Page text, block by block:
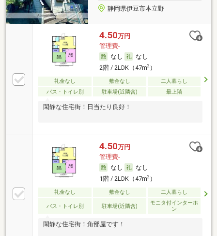
静岡県伊豆市本立野
4.50万円
管理費-
なし
なし
2階 / 2LDK（47m2）
礼金なし 敷金なし
二人暮らし
バス・トイレ別
駐車場(近隣含) 最上階
閑静な住宅街！日当たり良好！
4.50万円
管理費-
なし
なし
1階 / 2LDK（47m2）
礼金なし 敷金なし 二人暮らし
バス・トイレ別 駐車場(近隣含)
モニタ付インターホ
ン
閑静な住宅街！角部屋です！